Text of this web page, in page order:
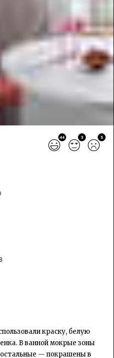
44 3 5
краску, белую
В ванной мокрые зоны
— покрашены в